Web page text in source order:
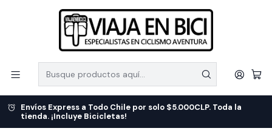
Envíos Express a Todo Chile por solo $5.000CLP. Toda la
tienda. ¡Incluye Bicicletas!